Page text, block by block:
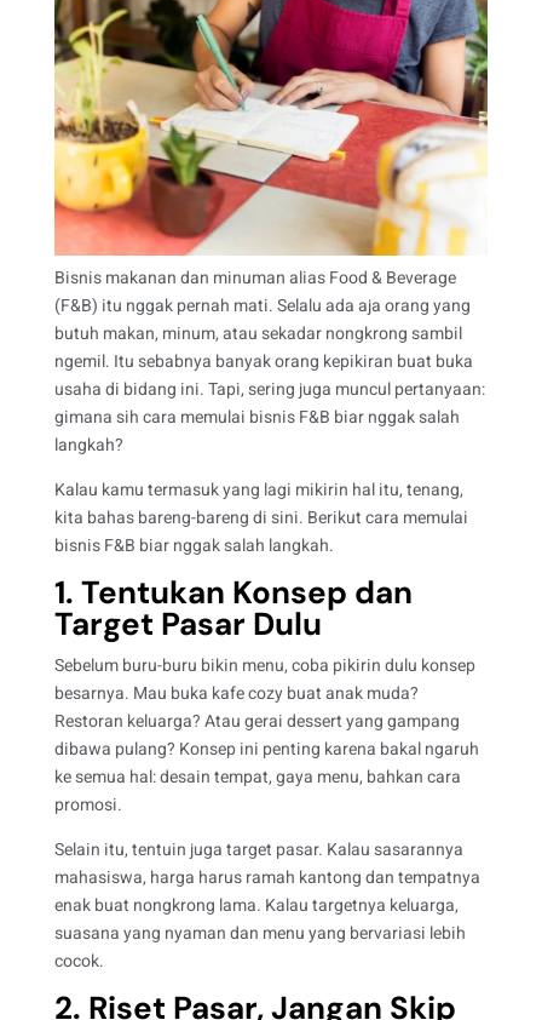
Bisnis makanan dan minuman alias Food & Beverage
(F&B) itu nggak pernah mati. Selalu ada aja orang yang
butuh makan, minum, atau sekadar nongkrong sambil
ngemil. Itu sebabnya banyak orang kepikiran buat buka
usaha di bidang ini. Tapi, sering juga muncul pertanyaan:
gimana sih cara memulai bisnis F&B biar nggak salah
langkah?
Kalau kamu termasuk yang lagi mikirin hal itu, tenang,
kita bahas bareng-bareng di sini. Berikut cara memulai
bisnis F&B biar nggak salah langkah.
1. Tentukan Konsep dan
Target Pasar Dulu
Sebelum buru-buru bikin menu, coba pikirin dulu konsep
besarnya. Mau buka kafe cozy buat anak muda?
Restoran keluarga? Atau gerai dessert yang gampang
dibawa pulang? Konsep ini penting karena bakal ngaruh
ke semua hal: desain tempat, gaya menu, bahkan cara
promosi.
Selain itu, tentuin juga target pasar. Kalau sasarannya
mahasiswa, harga harus ramah kantong dan tempatnya
enak buat nongkrong lama. Kalau targetnya keluarga,
suasana yang nyaman dan menu yang bervariasi lebih
cocok.
2. Riset Pasar, Jangan Skip